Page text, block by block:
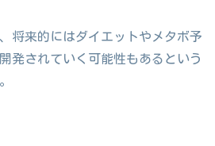
将来的にはダイエットやメタボ予
発されていく可能性もあるという